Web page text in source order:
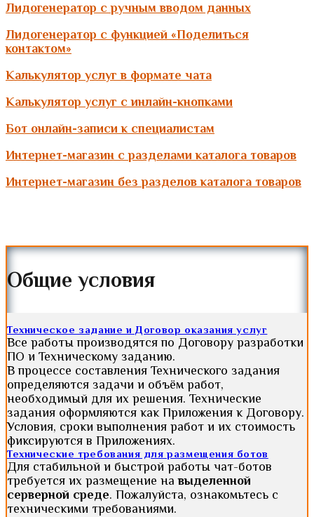
Лидогенератор с ручным вводом данных
Лидогенератор с функцией «Поделиться
контактом»
Калькулятор услуг в формате чата
Калькулятор услуг с инлайн-кнопками
Бот онлайн-записи к специалистам
Интернет-магазин с разделами каталога товаров
Интернет-магазин без разделов каталога товаров
Общие условия
Техническое задание и Договор оказания услуг
Все работы производятся по Договору разработки
ПО и Техническому заданию.
В процессе составления Технического задания
определяются задачи и объём работ,
необходимый для их решения. Технические
задания оформляются как Приложения к Договору.
Условия, сроки выполнения работ и их стоимость
фиксируются в Приложениях.
Технические требования для размещения ботов
Для стабильной и быстрой работы чат-ботов
требуется их размещение навыделенной
серверной среде. Пожалуйста, ознакомьтесь с
техническими требованиями.